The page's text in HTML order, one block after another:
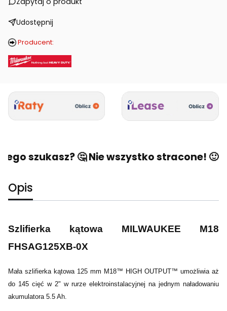
Udostępnij
Producent:
szukasz? 🤔 Nie wszystko stracone! 🙂
Opis
Szlifierka kątowa MILWAUKEE M18
FHSAG125XB-0X
Mała szlifierka kątowa 125 mm M18™ HIGH OUTPUT™ umożliwia aż
do 145 cięć w 2" w rurze elektroinstalacyjnej na jednym naładowaniu
akumulatora 5.5 Ah.